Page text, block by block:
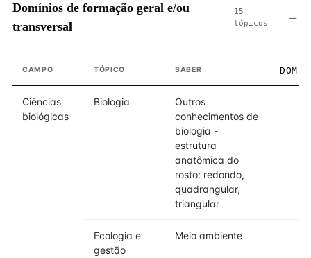
Domínios de formação geral e/ou
transversal
15
tópicos
CAMPO TÓPICO SABER
Ciências
biológicas
Biologia
Outros
conhecimentos de
biologia -
estrutura
anatômica do
rosto: redondo,
quadrangular,
triangular
Ecologia e
gestão
Meio ambiente